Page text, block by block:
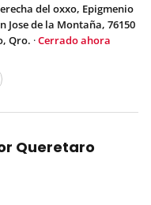
del oxxo, Epigmenio
Jose de la Montaña, 76150
Qro. ·Cerrado ahora
Queretaro